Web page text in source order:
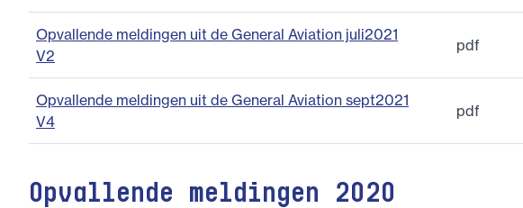
Opvallende meldingen uit de General Aviation juli2021
V2
pdf
Opvallende meldingen uit de General Aviation sept2021
V4
pdf
Opvallende meldingen 2020